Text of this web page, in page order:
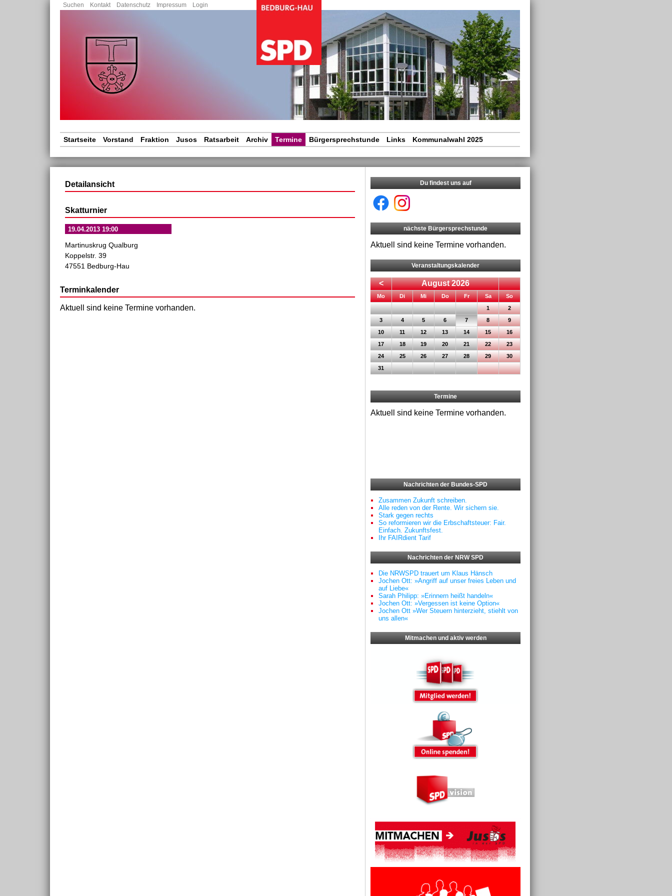
überspringen
Suchen Kontakt Datenschutz Impressum Login
Navigation
Startseite Vorstand Fraktion Jusos Ratsarbeit Archiv Termine Bürgersprechstunde Links Kommunalwahl 2025
Detailansicht
Skatturnier
19.04.2013 19:00
Martinuskrug Qualburg
Koppelstr. 39
47551 Bedburg-Hau
Terminkalender
Aktuell sind keine Termine vorhanden.
Du findest uns auf
nächste Bürgersprechstunde
Aktuell sind keine Termine vorhanden.
Veranstaltungskalender
< August 2026
Montag DienstagMittwochDonnerstag
Freitag SamstagSonntag
1
2
3
4 5 6 7 8
9
10
11 12 13 14 15
16
17
18 19 20 21 22
23
24
25 26 27 28 29
30
31
Termine
Aktuell sind keine Termine vorhanden.
Nachrichten der Bundes-SPD
Zusammen Zukunft schreiben.
Alle reden von der Rente. Wir sichern sie.
Stark gegen rechts
So reformieren wir die Erbschaftsteuer: Fair.
Einfach. Zukunftsfest.
Ihr FAIRdient Tarif
Nachrichten der NRW SPD
Die NRWSPD trauert um Klaus Hänsch
Jochen Ott: »Angriff auf unser freies Leben und
auf Liebe«
Sarah Philipp: »Erinnern heißt handeln«
Jochen Ott: »Vergessen ist keine Option«
Jochen Ott »Wer Steuern hinterzieht, stiehlt von
uns allen«
Mitmachen und aktiv werden